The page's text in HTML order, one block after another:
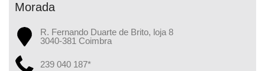
Morada
R. Fernando Duarte de Brito, loja 8
3040-381 Coimbra
239 040 187*